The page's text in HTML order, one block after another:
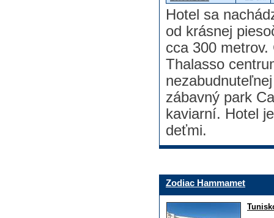
Hotel sa
od krásnej
cca 300
Thalasso
zábavný park
kaviarní. Hotel
deťmi.
Zodiac Hammamet